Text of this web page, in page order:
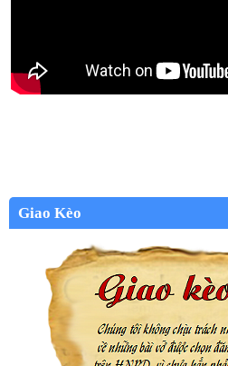
Giao Kèo